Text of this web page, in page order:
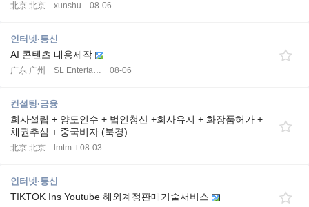
北京 北京 xunshu 08-06
인터넷·통신
AI 콘텐츠 내용제작
广东 广州 SL Enterta… 08-06
컨설팅·금융
회사설립 + 양도인수 + 법인청산 +회사유지 + 화장품허가 +
채권추심 + 중국비자 (북경)
北京 北京 lmtm 08-03
인터넷·통신
TIKTOK Ins Youtube 해외계정판매기술서비스